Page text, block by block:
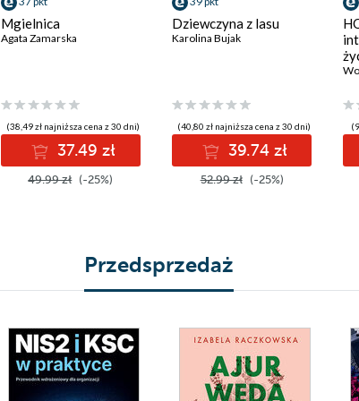
Mgielnica
Agata Zamarska
(38,49 zł najniższa cena z 30 dni)
37.49 zł
49.99 zł (-25%)
Dziewczyna z lasu
Karolina Bujak
(40,80 zł najniższa cena z 30 dni)
39.74 zł
52.99 zł (-25%)
Przedsprzedaż